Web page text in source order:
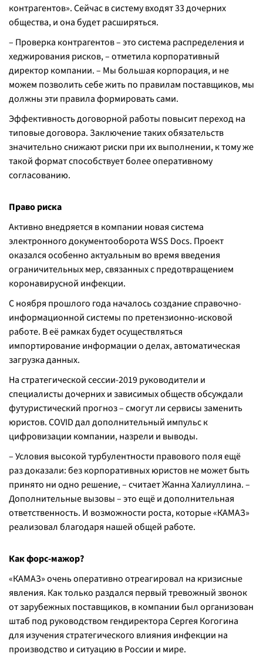
контрагентов». Сейчас в систему входят 33 дочерних
общества, и она будет расширяться.
– Проверка контрагентов – это система распределения и
хеджирования рисков, – отметила корпоративный
директор компании. – Мы большая корпорация, и не
можем позволить себе жить по правилам поставщиков, мы
должны эти правила формировать сами.
Эффективность договорной работы повысит переход на
типовые договора. Заключение таких обязательств
значительно снижают риски при их выполнении, к тому же
такой формат способствует более оперативному
согласованию.
Право риска
Активно внедряется в компании новая система
электронного документооборота WSS Docs. Проект
оказался особенно актуальным во время введения
ограничительных мер, связанных с предотвращением
коронавирусной инфекции.
С ноября прошлого года началось создание справочно-
информационной системы по претензионно-исковой
работе. В её рамках будет осуществляться
импортирование информации о делах, автоматическая
загрузка данных.
На стратегической сессии-2019 руководители и
специалисты дочерних и зависимых обществ обсуждали
футуристический прогноз – смогут ли сервисы заменить
юристов. COVID дал дополнительный импульс к
цифровизации компании, назрели и выводы.
– Условия высокой турбулентности правового поля ещё
раз доказали: без корпоративных юристов не может быть
принято ни одно решение, – считает Жанна Халиуллина. –
Дополнительные вызовы – это ещё и дополнительная
ответственность. И возможности роста, которые «КАМАЗ»
реализовал благодаря нашей общей работе.
Как форс-мажор?
«КАМАЗ» очень оперативно отреагировал на кризисные
явления. Как только раздался первый тревожный звонок
от зарубежных поставщиков, в компании был организован
штаб под руководством гендиректора Сергея Когогина
для изучения стратегического влияния инфекции на
производство и ситуацию в России и мире.